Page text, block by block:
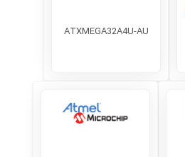
ATXMEGA32A4U-AU